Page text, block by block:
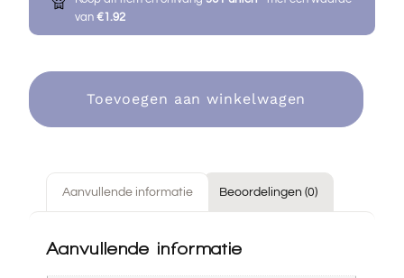
van€1.92
Toevoegen aan winkelwagen
Aanvullende informatie Beoordelingen (0)
Aanvullende informatie